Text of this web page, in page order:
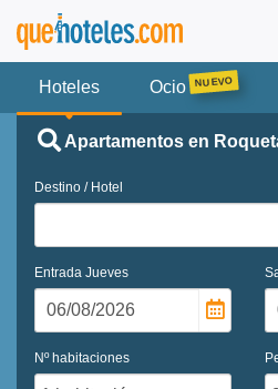
Hoteles Ocio
Apartamentos en
Destino / Hotel
Entrada Jueves
Nº habitaciones